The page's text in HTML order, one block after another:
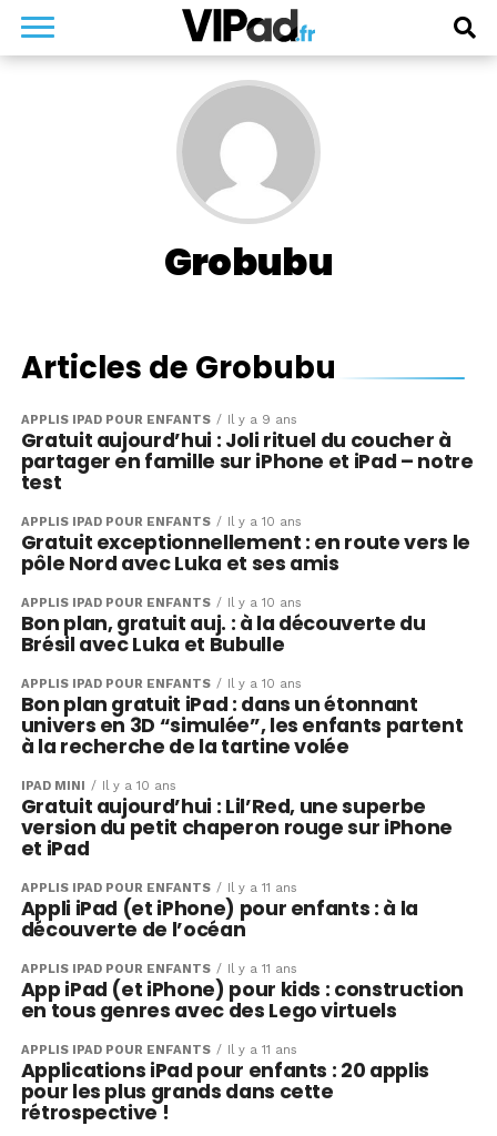
Grobubu
Articles de Grobubu
APPLIS IPAD POUR ENFANTS Il y a 9 ans
Gratuit aujourd’hui : Joli rituel du coucher à
partager en famille sur iPhone et iPad – notre
test
APPLIS IPAD POUR ENFANTS Il y a 10 ans
Gratuit exceptionnellement : en route vers le
pôle Nord avec Luka et ses amis
APPLIS IPAD POUR ENFANTS Il y a 10 ans
Bon plan, gratuit auj. : à la découverte du
Brésil avec Luka et Bubulle
APPLIS IPAD POUR ENFANTS Il y a 10 ans
Bon plan gratuit iPad : dans un étonnant
univers en 3D “simulée”, les enfants partent
à la recherche de la tartine volée
IPAD MINI Il y a 10 ans
Gratuit aujourd’hui : Lil’Red, une superbe
version du petit chaperon rouge sur iPhone
et iPad
APPLIS IPAD POUR ENFANTS Il y a 11 ans
Appli iPad (et iPhone) pour enfants : à la
découverte de l’océan
APPLIS IPAD POUR ENFANTS Il y a 11 ans
App iPad (et iPhone) pour kids : construction
en tous genres avec des Lego virtuels
APPLIS IPAD POUR ENFANTS Il y a 11 ans
Applications iPad pour enfants : 20 applis
pour les plus grands dans cette
rétrospective !